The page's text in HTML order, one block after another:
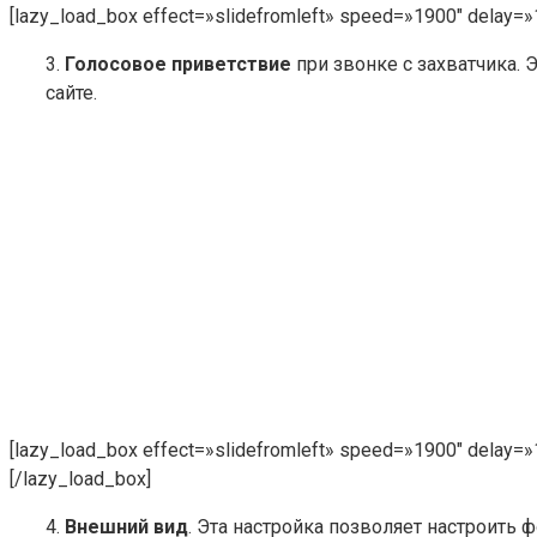
[lazy_load_box effect=»slidefromleft» speed=»1900″
3. Голосовое приветствие при звонке с
сайте.
[lazy_load_box effect=»slidefromleft» speed=»1900″
[/lazy_load_box]
4. Внешний вид. Эта настройка позволяет